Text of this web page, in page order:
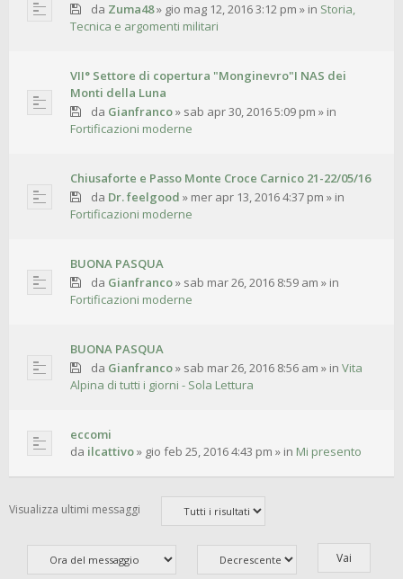
da Zuma48» gio mag 12, 2016 3:12 pm » in Storia,
Tecnica e argomenti militari
VII° Settore di copertura "Monginevro"I NAS dei
Monti della Luna
da Gianfranco» sab apr 30, 2016 5:09 pm » in
Fortificazioni moderne
Chiusaforte e Passo Monte Croce Carnico 21-22/05/16
da Dr. feelgood » mer apr 13, 2016 4:37 pm » in
Fortificazioni moderne
BUONA PASQUA
da Gianfranco» sab mar 26, 2016 8:59 am » in
Fortificazioni moderne
BUONA PASQUA
da Gianfranco» sab mar 26, 2016 8:56 am » in Vita
Alpina di tutti i giorni - Sola Lettura
eccomi
da ilcattivo» gio feb 25, 2016 4:43 pm » in Mi presento
Visualizza ultimi messaggi